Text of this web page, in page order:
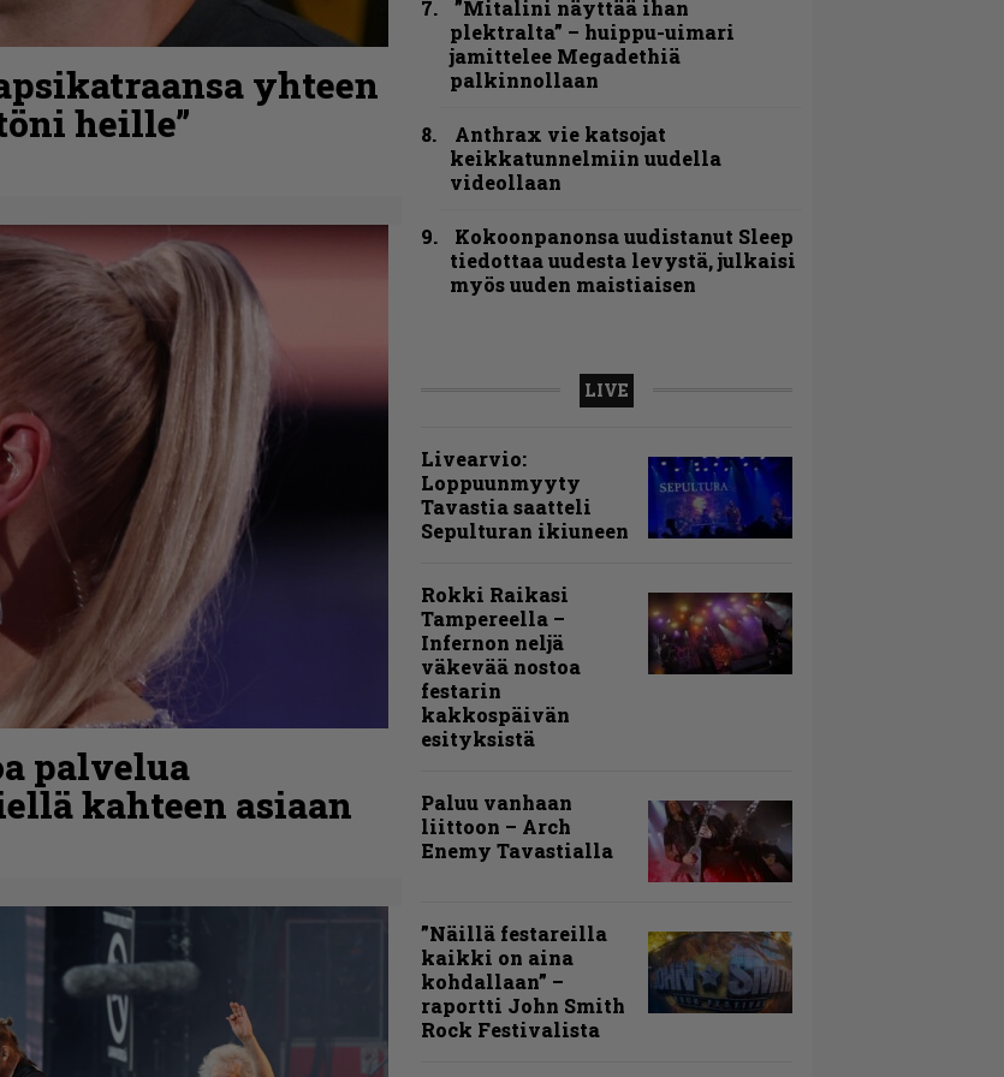
yhteen
heille”
palvelua
kahteen asiaan
”Mitalini näyttää ihan
plektralta” – huippu-uimari
jamittelee Megadethiä
palkinnollaan
Anthrax vie katsojat
keikkatunnelmiin uudella
videollaan
Kokoonpanonsa uudistanut Sleep
tiedottaa uudesta levystä, julkaisi
myös uuden maistiaisen
LIVE
Livearvio:
Loppuunmyyty
Tavastia saatteli
Sepulturan ikiuneen
Rokki Raikasi
Tampereella –
Infernon neljä
väkevää nostoa
festarin
kakkospäivän
esityksistä
Paluu vanhaan
liittoon – Arch
Enemy Tavastialla
”Näillä festareilla
kaikki on aina
kohdallaan” –
raportti John Smith
Rock Festivalista